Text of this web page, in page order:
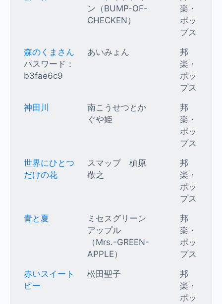
ン（BUMP-OF-
CHECKEN）
楽・
ポッ
プス
森のくまさん
パスワード：
b3fae6c9
あいみょん
邦
楽・
ポッ
プス
神田川
南こうせつとか
ぐや姫
邦
楽・
ポッ
プス
世界にひとつ
だけの花
スマップ 槙原
敬之
邦
楽・
ポッ
プス
青と夏
ミセスグリーン
アップル
（Mrs.-GREEN-
APPLE）
邦
楽・
ポッ
プス
赤いスイート
ピー
松田聖子
邦
楽・
ポッ